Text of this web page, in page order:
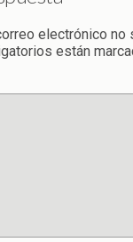
electrónico no
están